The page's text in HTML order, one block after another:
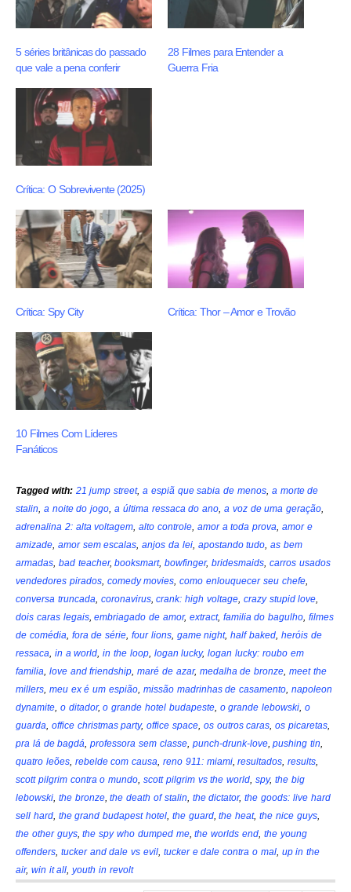
5 séries britânicas do passado
que vale a pena conferir
28 Filmes para Entender a
Guerra Fria
Crítica: O Sobrevivente (2025)
Crítica: Spy City Crítica: Thor – Amor e Trovão
10 Filmes Com Líderes
Fanáticos
Tagged with: 21 jump street,a espiã que sabia de menos, a morte de
stalin, a noite do jogo,a última ressaca do ano,a voz de uma geração,
adrenalina 2: alta voltagem,alto controle, amor a toda prova,amor e
amizade, amor sem escalas,anjos da lei, apostando tudo,as bem
armadas, bad teacher,booksmart,bowfinger,bridesmaids, carros usados
vendedores pirados, comedy movies,como enlouquecer seu chefe,
conversa truncada, coronavirus,crank: high voltage, crazy stupid love,
dois caras legais,embriagado de amor, extract, familia do bagulho,filmes
de comédia, fora de série,four lions, game night,half baked, heróis de
ressaca, in a world,in the loop, logan lucky,logan lucky: roubo em
familia, love and friendship,maré de azar, medalha de bronze,meet the
millers, meu ex é um espião, missão madrinhas de casamento,napoleon
dynamite, o ditador,o grande hotel budapeste, o grande lebowski,o
guarda, office christmas party,office space, os outros caras,os picaretas,
pra lá de bagdá,professora sem classe, punch-drunk-love,pushing tin,
quatro leões, rebelde com causa,reno 911: miami,resultados,results,
scott pilgrim contra o mundo,scott pilgrim vs the world,spy, the big
lebowski, the bronze,the death of stalin, the dictator,the goods: live hard
sell hard, the grand budapest hotel, the guard,the heat,the nice guys,
the other guys,the spy who dumped me,the worlds end, the young
offenders, tucker and dale vs evil, tucker e dale contra o mal, up in the
air, win it all,youth in revolt